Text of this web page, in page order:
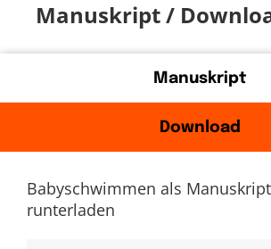
Manuskript /
Manuskript
Download
Babyschwimmen als
runterladen